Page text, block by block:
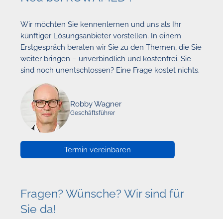
Wir möchten Sie kennenlernen und uns als Ihr
künftiger Lösungsanbieter vorstellen. In einem
Erstgespräch beraten wir Sie zu den Themen, die Sie
weiter bringen – unverbindlich und kostenfrei. Sie
sind noch unentschlossen? Eine Frage kostet nichts.
Robby Wagner
Geschäftsführer
Termin vereinbaren
Fragen? Wünsche? Wir sind für
Sie da!